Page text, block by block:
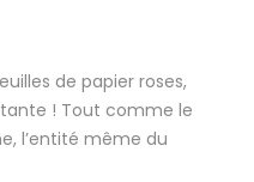
de papier roses,
! Tout comme le
l’entité même du